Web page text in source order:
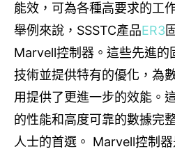
能效，可為各種高要求的工
舉例來說， SSSTC產品ER3
Marvell控制器。這些先進的
技術並提供特有的優化，為
用提供了更進一步的效能。
的性能和高度可靠的數據完
人士的首選。 Marvell控制